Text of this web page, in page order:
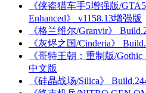
《侠盗猎车手5增强版/
Enhanced》 v1158.13增强版
《格兰维尔/Granvir》
《灰烬之国/Cinderia》
《哥特王朝：重制版/Gothic
中文版
《硅晶战场/Silica》